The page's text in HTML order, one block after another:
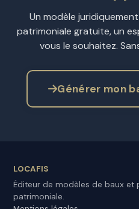
Un modèle
patrimoniale gratuite, un
vous le souhaitez.
Générer mon
LOCAFIS
Éditeur de modèles de baux et
patrimoniale.